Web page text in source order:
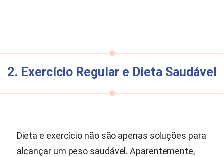
2. Exercício Regular e Dieta Saudável
Dieta e exercício não são apenas soluções para
alcançar um peso saudável. Aparentemente,